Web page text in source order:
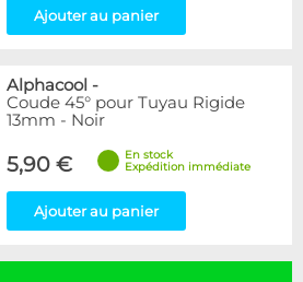
Ajouter au panier
Alphacool -
Coude 45° pour Tuyau Rigide
13mm - Noir
5,90 €
En stock
Expédition immédiate
Ajouter au panier